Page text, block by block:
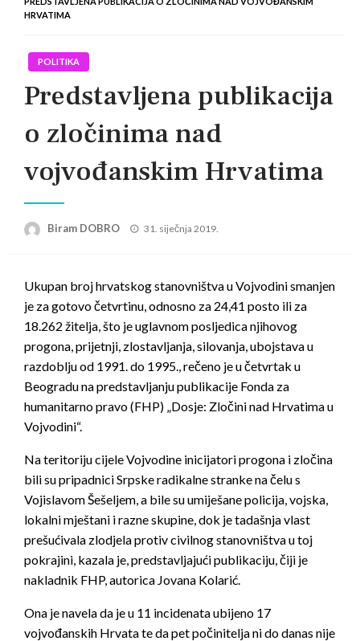
HRVATIMA
POLITIKA
Predstavljena publikacija
o zločinima nad
vojvođanskim Hrvatima
Biram DOBRO
Posted
31. siječnja 2019.
Ukupan broj hrvatskog stanovništva u Vojvodini smanjen
je za gotovo četvrtinu, odnosno za 24,41 posto ili za
18.262 žitelja, što je uglavnom posljedica njihovog
progona, prijetnji, zlostavljanja, silovanja, ubojstava u
razdoblju od 1991. do 1995., rečeno je u četvrtak u
Beogradu na predstavljanju publikacije Fonda za
humanitarno pravo (FHP) „Dosje: Zločini nad Hrvatima u
Vojvodini“.
Na teritoriju cijele Vojvodine inicijatori progona i zločina
bili su pripadnici Srpske radikalne stranke na čelu s
Vojislavom Šešeljem, a bile su umiješane policija, vojska,
lokalni mještani i razne skupine, dok je tadašnja vlast
prešućivala zlodjela protiv civilnog stanovništva u toj
pokrajini, kazala je, predstavljajući publikaciju, čiji je
nakladnik FHP, autorica Jovana Kolarić.
Ona je navela da je u 11 incidenata ubijeno 17
vojvođanskih Hrvata te da pet počinitelja ni do danas nije